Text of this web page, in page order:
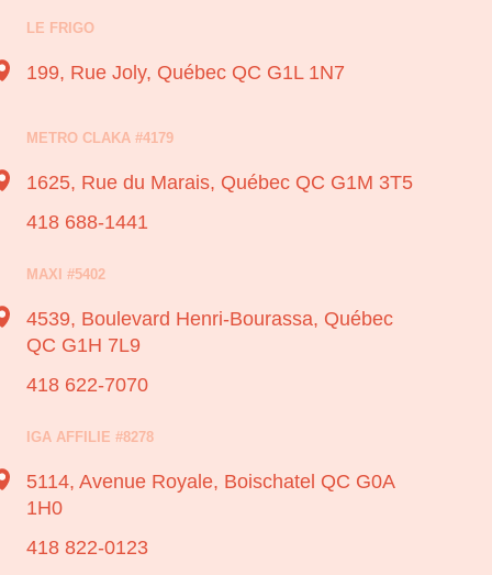
LE FRIGO
199, Rue Joly, Québec QC G1L 1N7
METRO CLAKA #4179
1625, Rue du Marais, Québec QC G1M 3T5
418 688-1441
MAXI #5402
4539, Boulevard Henri-Bourassa, Québec
QC G1H 7L9
418 622-7070
IGA AFFILIE #8278
5114, Avenue Royale, Boischatel QC G0A
1H0
418 822-0123